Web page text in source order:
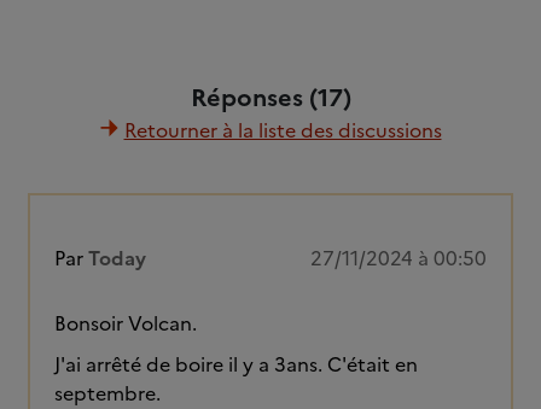
Réponses (17)
Retourner à la liste des discussions
ParToday 27/11/2024 à 00:50
Bonsoir Volcan.
J'ai arrêté de boire il y a 3ans. C'était en
septembre.